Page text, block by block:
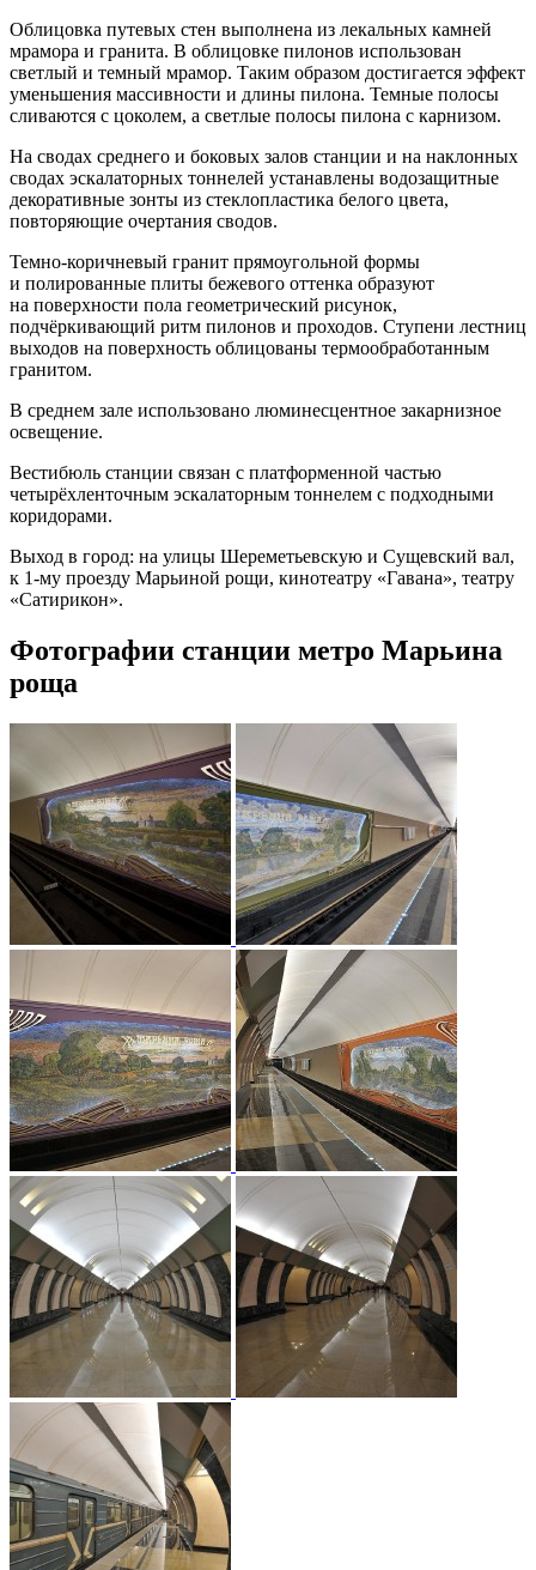
Облицовка путевых стен выполнена из лекальных камней
мрамора и гранита. В облицовке пилонов использован
светлый и темный мрамор. Таким образом достигается эффект
уменьшения массивности и длины пилона. Темные полосы
сливаются с цоколем, а светлые полосы пилона с карнизом.
На сводах среднего и боковых залов станции и на наклонных
сводах эскалаторных тоннелей устанавлены водозащитные
декоративные зонты из стеклопластика белого цвета,
повторяющие очертания сводов.
Темно-коричневый гранит прямоугольной формы
и полированные плиты бежевого оттенка образуют
на поверхности пола геометрический рисунок,
подчёркивающий ритм пилонов и проходов. Ступени лестниц
выходов на поверхность облицованы термообработанным
гранитом.
В среднем зале использовано люминесцентное закарнизное
освещение.
Вестибюль станции связан с платформенной частью
четырёхленточным эскалаторным тоннелем с подходными
коридорами.
Выход в город: на улицы Шереметьевскую и Сущевский вал,
к 1-му проезду Марьиной рощи, кинотеатру «Гавана», театру
«Сатирикон».
Фотографии станции метро Марьина
роща